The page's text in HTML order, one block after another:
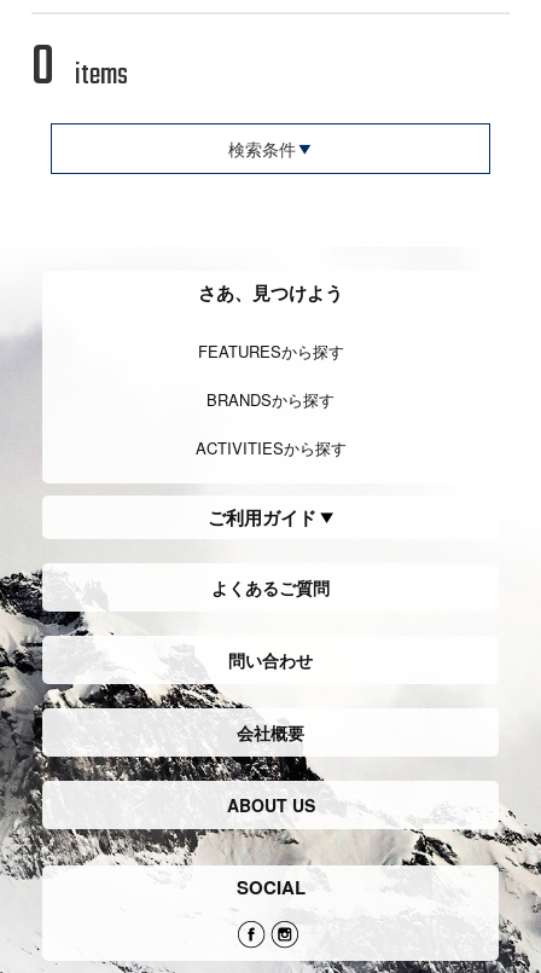
0 items
検索条件
さあ、見つけよう
FEATURESから探す
BRANDSから探す
ACTIVITIESから探す
ご利用ガイド
よくあるご質問
問い合わせ
会社概要
ABOUT US
SOCIAL